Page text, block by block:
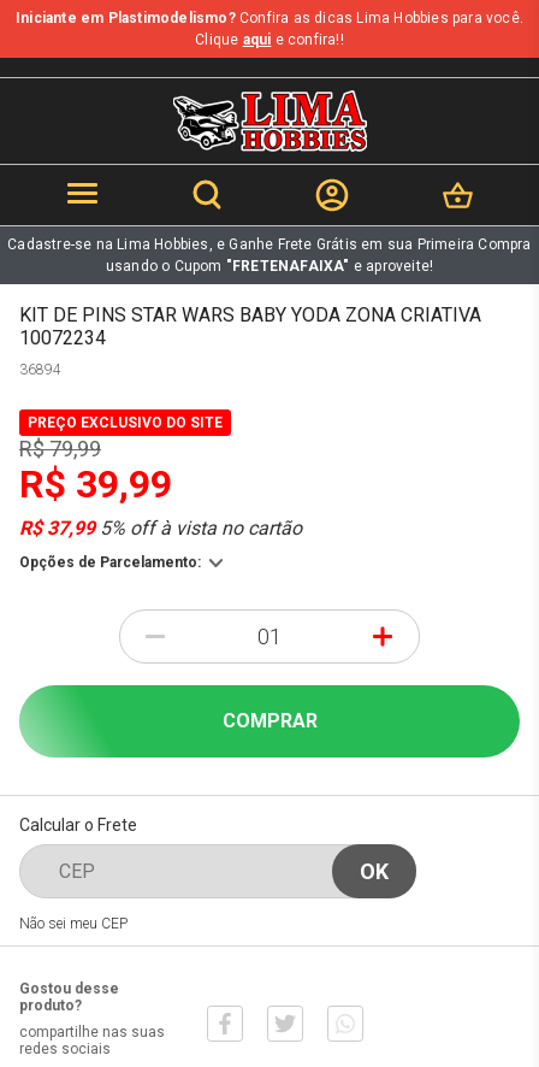
b
Iniciante em Plastimodelismo?Confira as dicas Lima Hobbies para você.
Clique aqui e confira!!
Cadastre-se na Lima Hobbies, e Ganhe Frete Grátis em sua Primeira Compra
usando o Cupom "FRETENAFAIXA" e aproveite!
KIT DE PINS STAR WARS BABY YODA ZONA CRIATIVA
10072234
36894
PREÇO EXCLUSIVO DO SITE
R$ 79,99
R$ 39,99
R$ 37,995% off à vista no cartão
Opções de Parcelamento:
- +
COMPRAR
Calcular o Frete
Não sei meu CEP
Gostou desse
produto?
compartilhe nas suas
redes sociais